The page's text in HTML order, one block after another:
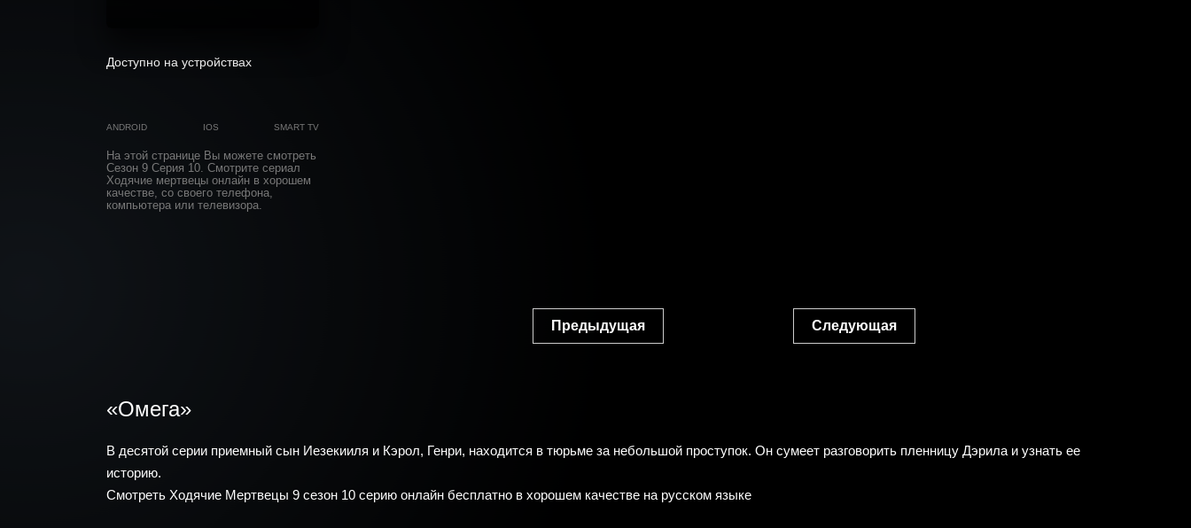
Доступно на устройствах
ANDROID IOS SMART TV
На этой странице Вы можете смотреть
Сезон 9 Серия 10. Смотрите сериал
Ходячие мертвецы онлайн в хорошем
качестве, со своего телефона,
компьютера или телевизора.
Предыдущая Следующая
«Омега»
В десятой серии приемный сын Иезекииля и Кэрол, Генри, находится в тюрьме за небольшой проступок. Он сумеет разговорить пленницу Дэрила и узнать ее
историю.
Смотреть Ходячие Мертвецы 9 сезон 10 серию онлайн бесплатно в хорошем качестве на русском языке